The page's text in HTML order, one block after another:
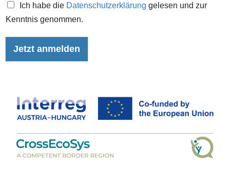
Ich habe die Datenschutzerklärung gelesen und zur
Kenntnis genommen.
Jetzt anmelden